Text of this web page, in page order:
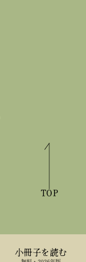
小冊子を読む
TOP